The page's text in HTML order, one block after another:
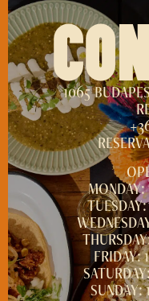
1065
FRIDAY:
SUNDAY: